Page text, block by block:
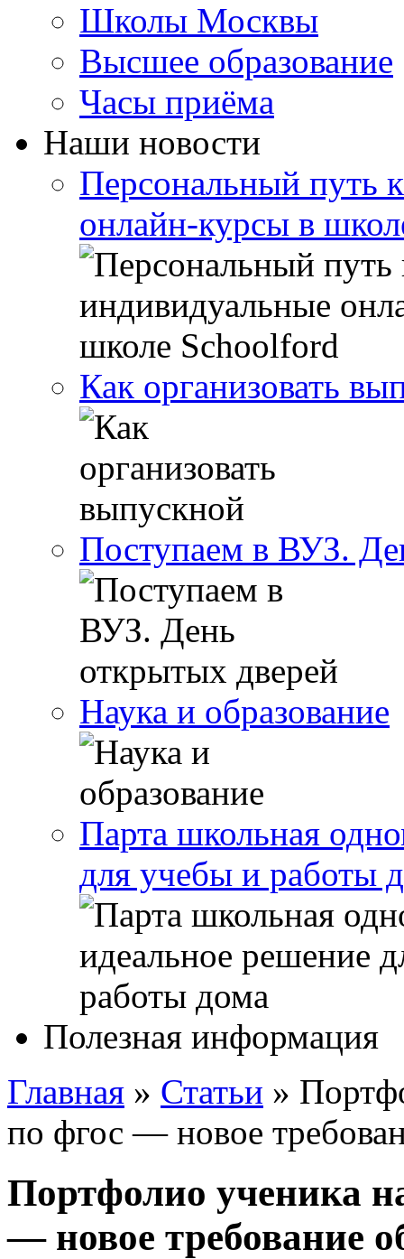
Школы Москвы
Высшее образование
Часы приёма
Наши новости
Персональный путь
онлайн-курсы в
Как организовать
Поступаем в ВУЗ.
Наука и образование
Парта школьная
для учебы и работы
Полезная информация
Главная » Статьи »
по фгос — новое
Портфолио ученика
— новое требование